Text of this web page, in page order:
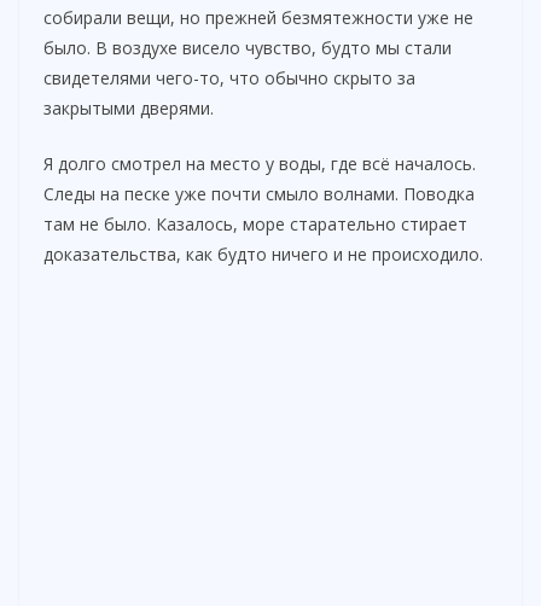
собирали вещи, но прежней безмятежности уже не
было. В воздухе висело чувство, будто мы стали
свидетелями чего-то, что обычно скрыто за
закрытыми дверями.
Я долго смотрел на место у воды, где всё началось.
Следы на песке уже почти смыло волнами. Поводка
там не было. Казалось, море старательно стирает
доказательства, как будто ничего и не происходило.